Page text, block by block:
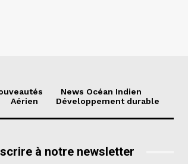
News Océan Indien
Aérien
Développement durable
à notre newsletter